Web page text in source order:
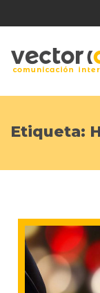
Etiqueta: